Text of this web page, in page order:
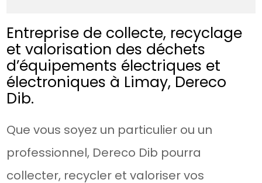
Entreprise de collecte, recyclage
et valorisation des déchets
d’équipements électriques et
électroniques à Limay, Dereco
Dib.
Que vous soyez un particulier ou un
professionnel, Dereco Dib pourra
collecter, recycler et valoriser vos